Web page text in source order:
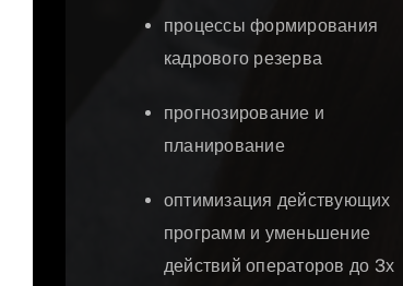
процессы формирования
кадрового резерва
прогнозирование и
планирование
оптимизация действующих
программ и уменьшение
действий операторов до 3х